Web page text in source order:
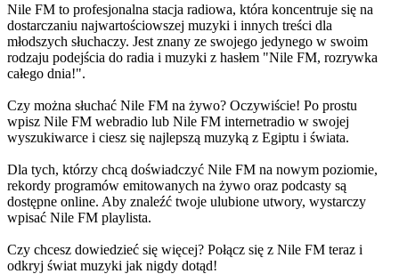
Nile FM to profesjonalna stacja radiowa, która koncentruje się na
dostarczaniu najwartościowszej muzyki i innych treści dla
młodszych słuchaczy. Jest znany ze swojego jedynego w swoim
rodzaju podejścia do radia i muzyki z hasłem "Nile FM, rozrywka
całego dnia!".
Czy można słuchać Nile FM na żywo? Oczywiście! Po prostu
wpisz Nile FM webradio lub Nile FM internetradio w swojej
wyszukiwarce i ciesz się najlepszą muzyką z Egiptu i świata.
Dla tych, którzy chcą doświadczyć Nile FM na nowym poziomie,
rekordy programów emitowanych na żywo oraz podcasty są
dostępne online. Aby znaleźć twoje ulubione utwory, wystarczy
wpisać Nile FM playlista.
Czy chcesz dowiedzieć się więcej? Połącz się z Nile FM teraz i
odkryj świat muzyki jak nigdy dotąd!